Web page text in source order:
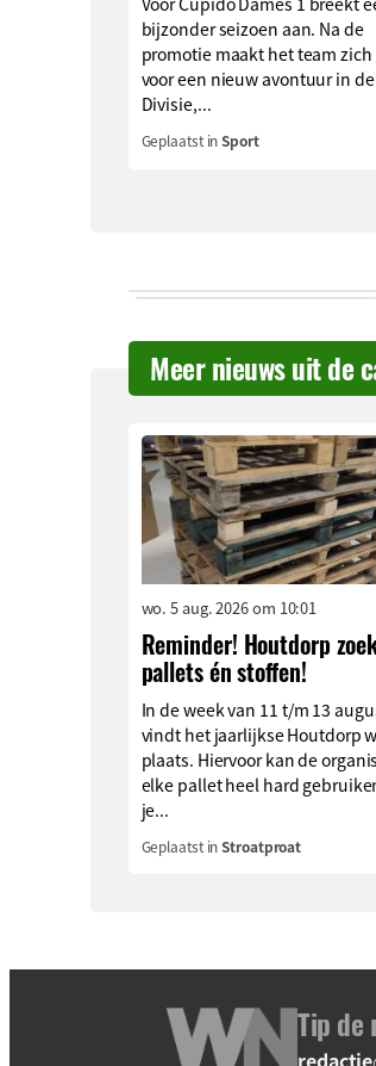
bijzonder seizoen aan. Na de
promotie maakt het team zich
voor een nieuw avontuur in
Divisie,...
Geplaatst inSport
Meer nieuws uit de
wo. 5 aug. 2026 om 10:01
Reminder! Houtdorp
pallets én stoffen!
In de week van 11 t/m 13
vindt het jaarlijkse Houtdorp
plaats. Hiervoor kan de
elke pallet heel hard
je...
Geplaatst inStroatproat
Tip de